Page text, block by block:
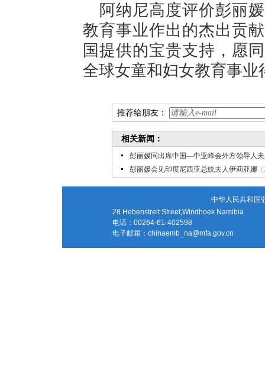
阿纳尼高度评价彭丽
教育事业作出的杰出贡
国提供的宝贵支持，愿
全球女童和妇女教育事业
推荐给朋友：
相关新闻：
彭丽媛同出席中国—中亚峰会外方领导人
彭丽媛会见印度尼西亚总统夫人伊莉亚娜
中华人民共和国
28 Hebenstreit Street,Windhoek Namibia
电话：00264-61-402598
电子邮箱： chinaemb_na@mfa.gov.cn